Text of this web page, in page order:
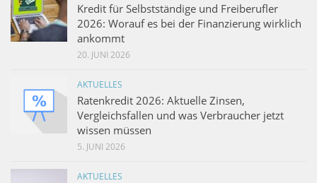
Kredit für Selbstständige und Freiberufler
2026: Worauf es bei der Finanzierung wirklich
ankommt
20. JUNI 2026
AKTUELLES
Ratenkredit 2026: Aktuelle Zinsen,
Vergleichsfallen und was Verbraucher jetzt
wissen müssen
5. JUNI 2026
AKTUELLES